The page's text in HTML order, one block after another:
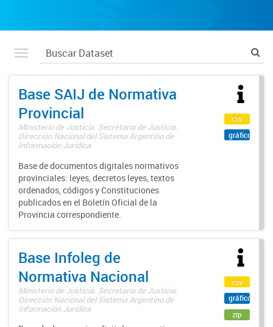
Base SAIJ de Normativa
Provincial
Ministerio de Justicia. Secretaría de Justicia.
Dirección Nacional del Sistema Argentino de
Información Jurídica
Base de documentos digitales normativos
provinciales: leyes, decretos leyes, textos
ordenados, códigos y Constituciones
publicados en el Boletín Oficial de la
Provincia correspondiente.
csv
gráfico
Base Infoleg de
Normativa Nacional
Ministerio de Justicia. Secretaría de Justicia.
Dirección Nacional del Sistema Argentino de
Información Jurídica
csv
gráfico
zip